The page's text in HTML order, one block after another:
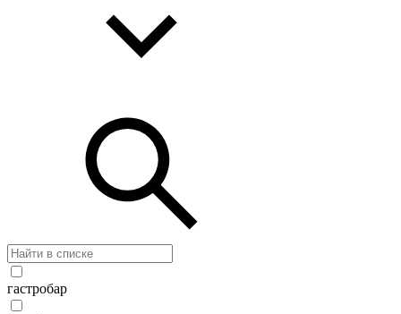
гастробар